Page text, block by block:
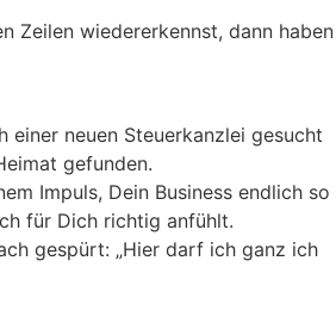
Zeilen wiedererkennst, dann haben
einer neuen Steuerkanzlei gesucht
gefunden.
Impuls, Dein Business endlich so
für Dich richtig anfühlt.
gespürt: „Hier darf ich ganz ich